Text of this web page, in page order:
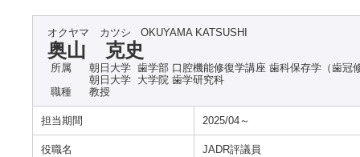
オクヤマ カツシ OKUYAMA KATSUSHI
奥山 克史
所属
朝日大学 歯学部 口腔機能修復学講座 歯科保存学（歯冠
朝日大学 大学院 歯学研究科
職種
教授
担当期間 2025/04～
役職名 JADR評議員